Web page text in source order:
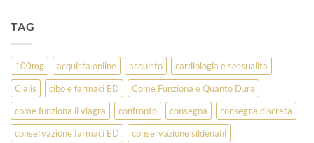
TAG
100mg acquista online acquisto
cardiologia e sessualita
Cialis
cibo e farmaci ED
Come Funziona e Quanto Dura
come funziona il viagra
confronto consegna
consegna discreta
conservazione farmaci ED
conservazione sildenafil